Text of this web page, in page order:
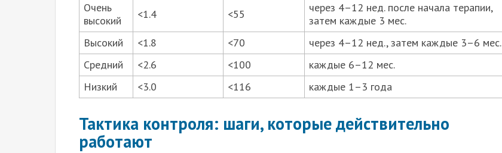
Очень
высокий
<1.4 <55
через 4–12 нед. после начала терапии,
затем каждые 3 мес.
Высокий
<1.8 <70
через 4–12 нед., затем каждые 3–6 мес.
Средний
<2.6 <100
каждые 6–12 мес.
Низкий
<3.0 <116 каждые 1–3 года
Тактика контроля: шаги, которые действительно
работают